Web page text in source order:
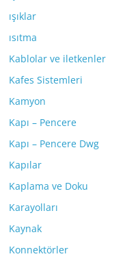
ışıklar
ısıtma
Kablolar ve iletkenler
Kafes Sistemleri
Kamyon
Kapı – Pencere
Kapı – Pencere Dwg
Kapılar
Kaplama ve Doku
Karayolları
Kaynak
Konnektörler